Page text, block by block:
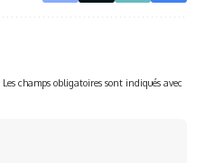
Les champs obligatoires sont indiqués avec